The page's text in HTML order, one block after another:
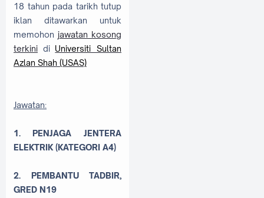
18 tahun pada tarikh tutup
iklan ditawarkan untuk
memohon jawatan kosong
terkini di Universiti Sultan
Azlan Shah (USAS)
Jawatan:
1. PENJAGA JENTERA
ELEKTRIK (KATEGORI A4)
2. PEMBANTU TADBIR,
GRED N19